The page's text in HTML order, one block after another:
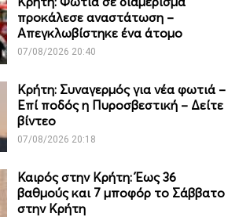
προκάλεσε αναστάτωση –
Απεγκλωβίστηκε ένα άτομο
07/08/2026 20:40
Κρήτη: Συναγερμός για νέα φωτιά –
Επί ποδός η Πυροσβεστική – Δείτε
βίντεο
07/08/2026 20:18
Καιρός στην Κρήτη: Έως 36
βαθμούς και 7 μποφόρ το Σάββατο
στην Κρήτη